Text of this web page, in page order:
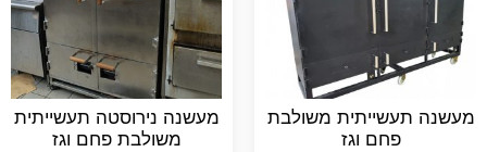
מעשנה תעשייתית משולבת
פחם וגז
מעשנה נירוסטה תעשייתית
משולבת פחם וגז